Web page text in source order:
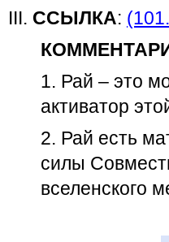
III. ССЫЛКА:
1. Рай – это
активатор
2. Рай есть
силы
вселенского